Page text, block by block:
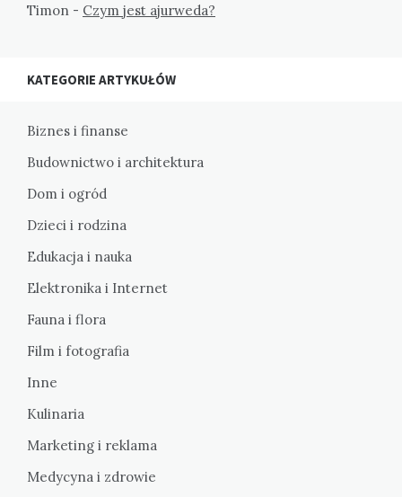
Timon - Czym jest ajurweda?
KATEGORIE ARTYKUŁÓW
Biznes i finanse
Budownictwo i architektura
Dom i ogród
Dzieci i rodzina
Edukacja i nauka
Elektronika i Internet
Fauna i flora
Film i fotografia
Inne
Kulinaria
Marketing i reklama
Medycyna i zdrowie